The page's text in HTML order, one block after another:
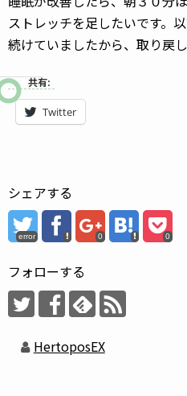
ストレッチを足したいです。
続けていましたから、取り戻し
共有:
Twitter
シェアする
error 0 0
フォローする
HertoposEX